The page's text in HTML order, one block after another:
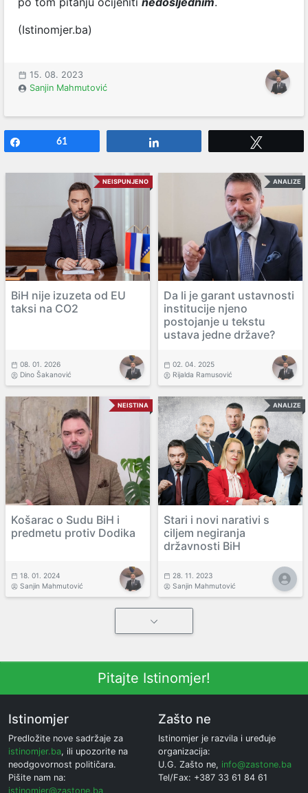
(Istinomjer.ba)
15. 08. 2023
Sanjin Mahmutović
61
NEISPUNJENO
BiH nije izuzeta od EU
taksi na CO2
08. 01. 2026
Dino Šakanović
ANALIZE
Da li je garant ustavnosti
institucije njeno
postojanje u tekstu
ustava jedne države?
02. 04. 2025
Rijalda Ramusović
NEISTINA
Košarac o Sudu BiH i
predmetu protiv Dodika
18. 01. 2024
Sanjin Mahmutović
ANALIZE
Stari i novi narativi s
ciljem negiranja
državnosti BiH
28. 11. 2023
Sanjin Mahmutović
Pitajte Istinomjer!
Istinomjer
Predložite nove sadržaje za
istinomjer.ba, ili upozorite na
neodgovornost političara.
Pišite nam na:
istinomjer@zastone.ba
Zašto ne
Istinomjer je razvila i uređuje
organizacija:
U.G. Zašto ne, info@zastone.ba
Tel/Fax: +387 33 61 84 61